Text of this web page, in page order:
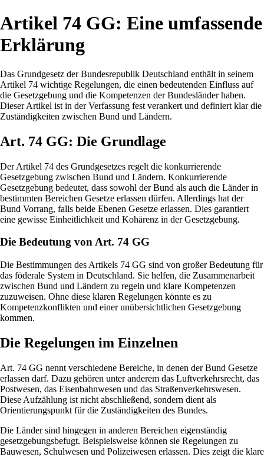
Artikel 74 GG: Eine umfassende
Erklärung
Das Grundgesetz der Bundesrepublik Deutschland enthält in seinem
Artikel 74 wichtige Regelungen, die einen bedeutenden Einfluss auf
die Gesetzgebung und die Kompetenzen der Bundesländer haben.
Dieser Artikel ist in der Verfassung fest verankert und definiert klar die
Zuständigkeiten zwischen Bund und Ländern.
Art. 74 GG: Die Grundlage
Der Artikel 74 des Grundgesetzes regelt die konkurrierende
Gesetzgebung zwischen Bund und Ländern. Konkurrierende
Gesetzgebung bedeutet, dass sowohl der Bund als auch die Länder in
bestimmten Bereichen Gesetze erlassen dürfen. Allerdings hat der
Bund Vorrang, falls beide Ebenen Gesetze erlassen. Dies garantiert
eine gewisse Einheitlichkeit und Kohärenz in der Gesetzgebung.
Die Bedeutung von Art. 74 GG
Die Bestimmungen des Artikels 74 GG sind von großer Bedeutung für
das föderale System in Deutschland. Sie helfen, die Zusammenarbeit
zwischen Bund und Ländern zu regeln und klare Kompetenzen
zuzuweisen. Ohne diese klaren Regelungen könnte es zu
Kompetenzkonflikten und einer unübersichtlichen Gesetzgebung
kommen.
Die Regelungen im Einzelnen
Art. 74 GG nennt verschiedene Bereiche, in denen der Bund Gesetze
erlassen darf. Dazu gehören unter anderem das Luftverkehrsrecht, das
Postwesen, das Eisenbahnwesen und das Straßenverkehrswesen.
Diese Aufzählung ist nicht abschließend, sondern dient als
Orientierungspunkt für die Zuständigkeiten des Bundes.
Die Länder sind hingegen in anderen Bereichen eigenständig
gesetzgebungsbefugt. Beispielsweise können sie Regelungen zu
Bauwesen, Schulwesen und Polizeiwesen erlassen. Dies zeigt die klare